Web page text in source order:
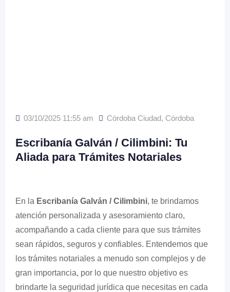
03/10/2025 11:55 am Córdoba Ciudad, Córdoba
Escribanía Galván / Cilimbini: Tu
Aliada para Trámites Notariales
En la Escribanía Galván / Cilimbini, te brindamos
atención personalizada y asesoramiento claro,
acompañando a cada cliente para que sus trámites
sean rápidos, seguros y confiables. Entendemos que
los trámites notariales a menudo son complejos y de
gran importancia, por lo que nuestro objetivo es
brindarte la seguridad jurídica que necesitas en cada